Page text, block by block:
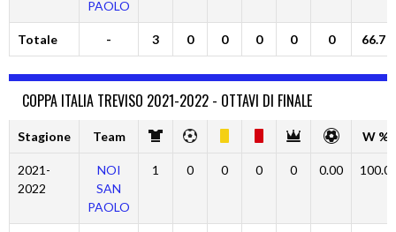
PAOLO
Totale - 3 0 0 0 0 0 66.7
COPPA ITALIA TREVISO 2021-2022 - OTTAVI DI FINALE
Stagione Team W %
2021-
2022
NOI
SAN
PAOLO
1 0 0 0 0 0.00 100.0